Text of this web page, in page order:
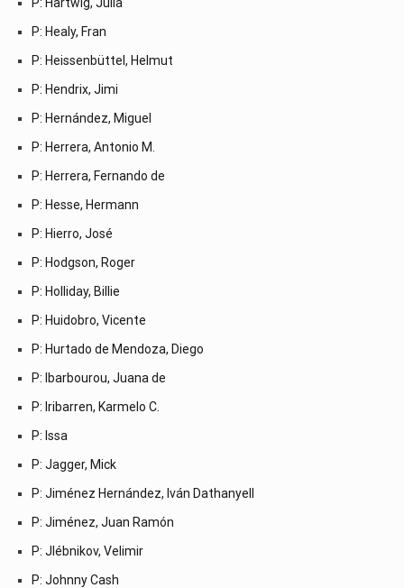
P: Healy, Fran
P: Heissenbüttel, Helmut
P: Hendrix, Jimi
P: Hernández, Miguel
P: Herrera, Antonio M.
P: Herrera, Fernando de
P: Hesse, Hermann
P: Hierro, José
P: Hodgson, Roger
P: Holliday, Billie
P: Huidobro, Vicente
P: Hurtado de Mendoza, Diego
P: Ibarbourou, Juana de
P: Iribarren, Karmelo C.
P: Issa
P: Jagger, Mick
P: Jiménez Hernández, Iván Dathanyell
P: Jiménez, Juan Ramón
P: Jlébnikov, Velimir
P: Johnny Cash